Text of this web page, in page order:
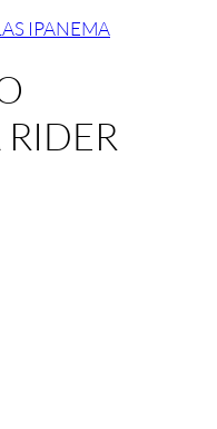
IPANEMA